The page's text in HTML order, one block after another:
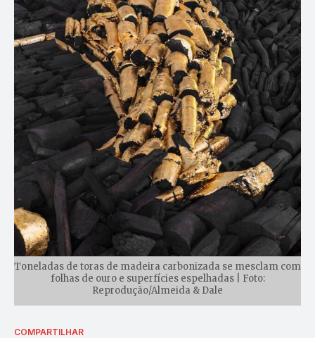
Toneladas de toras de madeira carbonizada se mesclam com
folhas de ouro e superfícies espelhadas | Foto:
Reprodução/Almeida & Dale
COMPARTILHAR